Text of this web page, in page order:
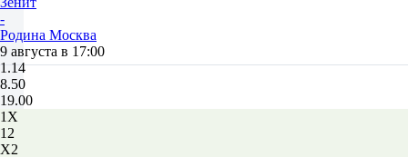
-
Родина Москва
9 августа в 17:00
1.14
8.50
19.00
1X
12
X2